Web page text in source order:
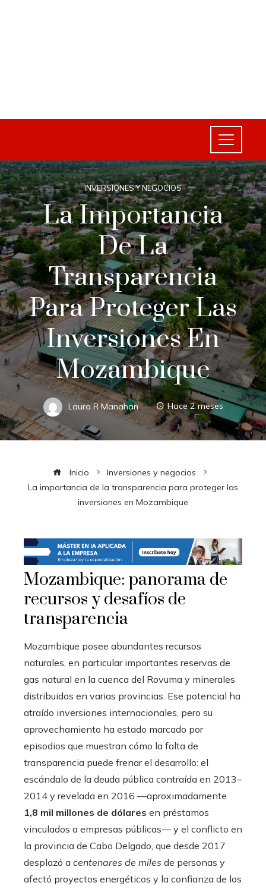
INVERSIONES Y NEGOCIOS
La Importancia
De La
Transparencia
Para Proteger Las
Inversiones En
Mozambique
Laura R Manahan Hace 2 meses
Inicio
Inversiones y negocios
La importancia de la transparencia para proteger las
inversiones en Mozambique
Mozambique: panorama de
recursos y desafíos de
transparencia
Mozambique posee abundantes recursos
naturales, en particular importantes reservas de
gas natural en la cuenca del Rovuma y minerales
distribuidos en varias provincias. Ese potencial ha
atraído inversiones internacionales, pero su
aprovechamiento ha estado marcado por
episodios que muestran cómo la falta de
transparencia puede frenar el desarrollo: el
escándalo de la deuda pública contraída en 2013–
2014 y revelada en 2016 —aproximadamente
1,8 mil millones de dólares en préstamos
vinculados a empresas públicas— y el conflicto en
la provincia de Cabo Delgado, que desde 2017
desplazó a centenares de miles de personas y
afectó proyectos energéticos y la confianza de los